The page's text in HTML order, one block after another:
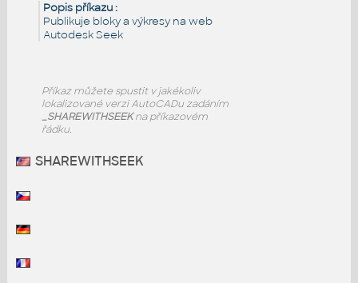
Popis příkazu :
Publikuje bloky a výkresy na web
Autodesk Seek
Příkazmůžete spustit v jakékoliv
lokalizované verzi AutoCADu zadáním
_SHAREWITHSEEKna příkazovém
řádku.
SHAREWITHSEEK